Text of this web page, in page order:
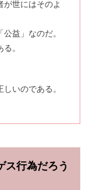
が世にはそのよ
益」なのだ。
。
いのである。
ス行為だろう